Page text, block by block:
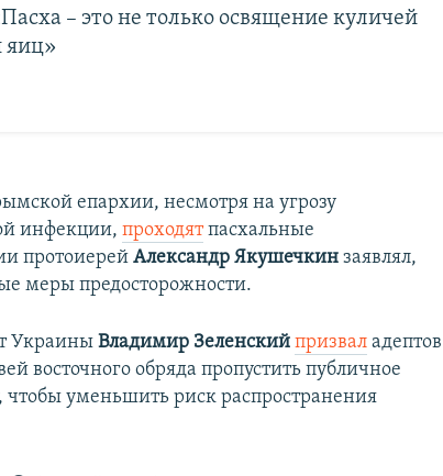
– это не только освящение куличей
яиц»
епархии, несмотря на угрозу
инфекции,проходятпасхальные
протоиерейАлександр Якушечкин заявлял,
меры предосторожности.
УкраиныВладимир Зеленский призвал адептов
восточного обряда пропустить публичное
чтобы уменьшить риск распространения